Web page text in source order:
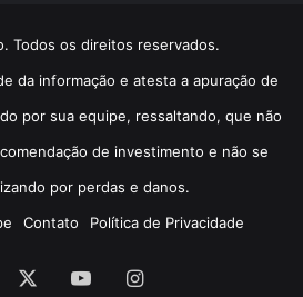
Todos os direitos reservados.
da informação e atesta a apuração de
por sua equipe, ressaltando, que não
de investimento e não se
por perdas e danos.
Contato Política de Privacidade
YouTubeInstagram